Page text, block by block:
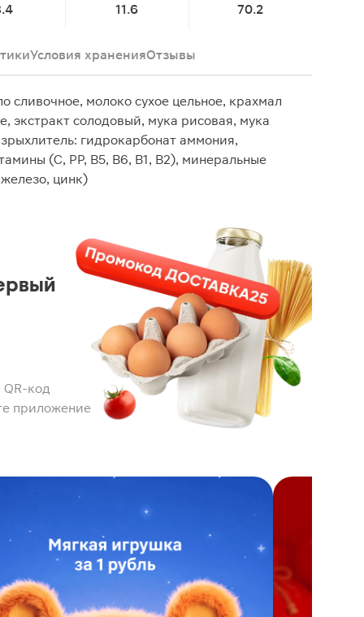
11.6 70.2
Условия храненияОтзывы
сливочное, молоко сухое цельное, крахмал
экстракт солодовый, мука рисовая, мука
гидрокарбонат аммония,
(C, PP, В5, В6, В1, В2), минеральные
цинк)
код
приложение